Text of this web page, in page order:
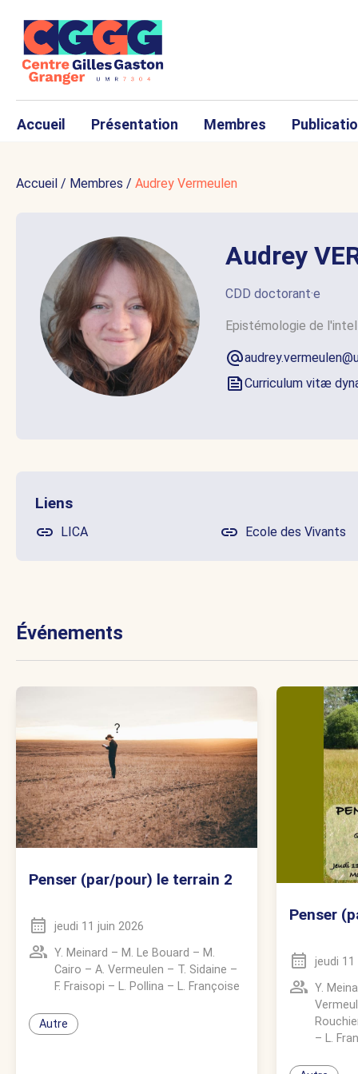
Accueil Présentation Membres
Accueil / Membres / Audrey Vermeulen
Audrey
CDD doctorant·e
Epistémologie de
Curriculum vitæ
Liens
LICA Ecole des Vivants
Événements
Penser (par/pour) le terrain 2
jeudi 11 juin 2026
Y. Meinard – M. Le Bouard – M.
Cairo – A. Vermeulen – T. Sidaine –
F. Fraisopi – L. Pollina – L. Françoise
Autre
Penser
jeudi
Y.
– L.